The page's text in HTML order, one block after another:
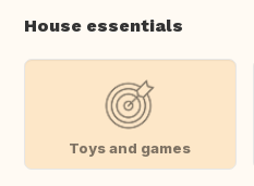
House essentials
Toys and games